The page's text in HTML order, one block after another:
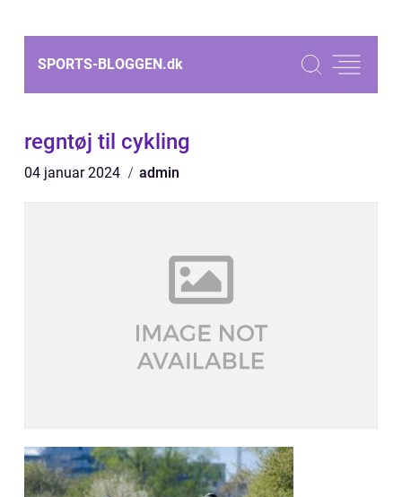
SPORTS-BLOGGEN.dk
regntøj til cykling
04 januar 2024 admin